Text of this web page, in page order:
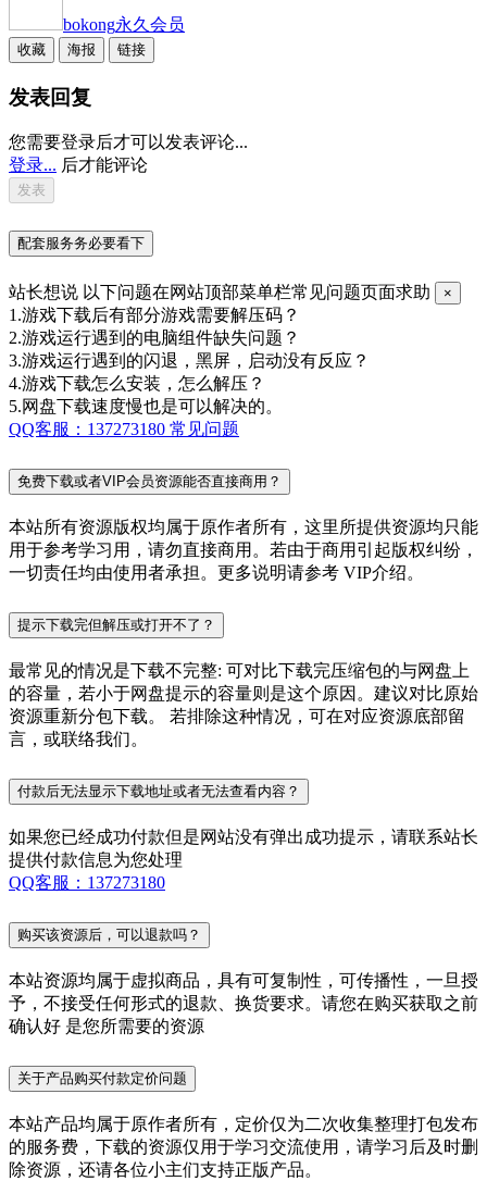
bokong永久会员
收藏 海报 链接
发表回复
您需要登录后才可以发表评论...
登录... 后才能评论
配套服务务必要看下
站长想说 以下问题在网站顶部菜单栏常见问题页面求助 ×
1.游戏下载后有部分游戏需要解压码？
2.游戏运行遇到的电脑组件缺失问题？
3.游戏运行遇到的闪退，黑屏，启动没有反应？
4.游戏下载怎么安装，怎么解压？
5.网盘下载速度慢也是可以解决的。
QQ客服：137273180 常见问题
免费下载或者VIP会员资源能否直接商用？
本站所有资源版权均属于原作者所有，这里所提供资源均只能
用于参考学习用，请勿直接商用。若由于商用引起版权纠纷，
一切责任均由使用者承担。更多说明请参考 VIP介绍。
提示下载完但解压或打开不了？
最常见的情况是下载不完整: 可对比下载完压缩包的与网盘上
的容量，若小于网盘提示的容量则是这个原因。建议对比原始
资源重新分包下载。 若排除这种情况，可在对应资源底部留
言，或联络我们。
付款后无法显示下载地址或者无法查看内容？
如果您已经成功付款但是网站没有弹出成功提示，请联系站长
提供付款信息为您处理
QQ客服：137273180
购买该资源后，可以退款吗？
本站资源均属于虚拟商品，具有可复制性，可传播性，一旦授
予，不接受任何形式的退款、换货要求。请您在购买获取之前
确认好 是您所需要的资源
关于产品购买付款定价问题
本站产品均属于原作者所有，定价仅为二次收集整理打包发布
的服务费，下载的资源仅用于学习交流使用，请学习后及时删
除资源，还请各位小主们支持正版产品。